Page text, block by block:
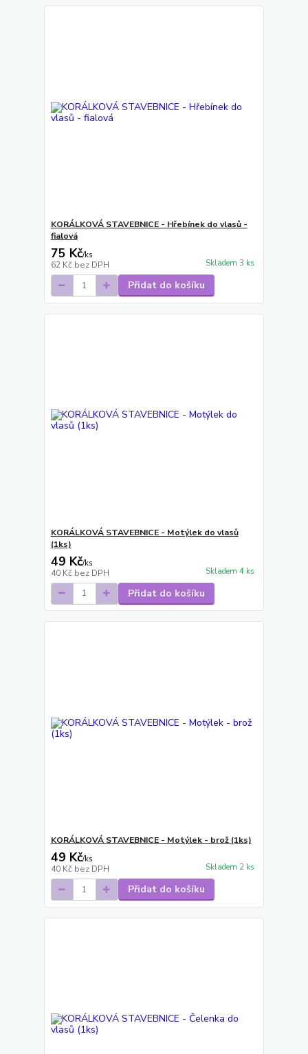
KORÁLKOVÁ STAVEBNICE - Hřebínek do vlasů -
fialová
75 Kč/ks
62 Kč bez DPH Skladem 3 ks
Přidat do košíku
KORÁLKOVÁ STAVEBNICE - Motýlek do vlasů
(1ks)
49 Kč/ks
40 Kč bez DPH Skladem 4 ks
Přidat do košíku
KORÁLKOVÁ STAVEBNICE - Motýlek - brož (1ks)
49 Kč/ks
40 Kč bez DPH Skladem 2 ks
Přidat do košíku